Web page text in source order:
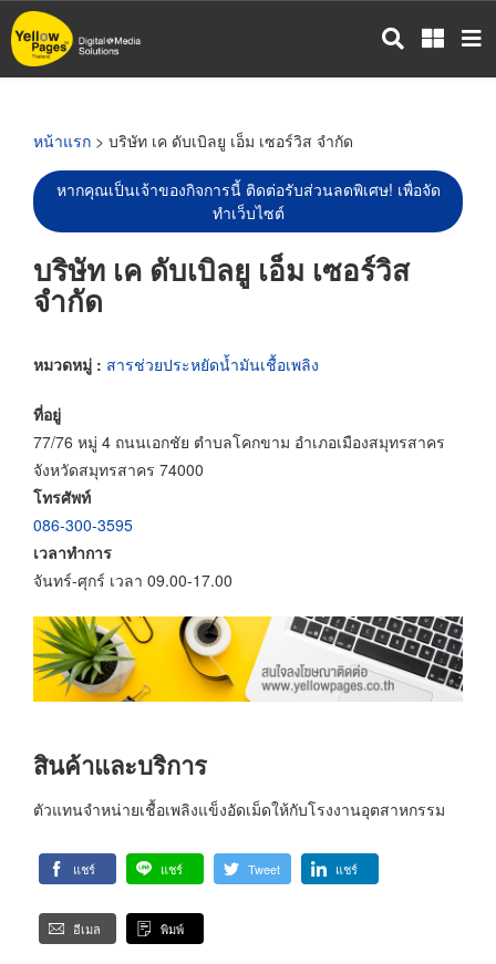
ข้าม
ไป
หน้าแรก > บริษัท เค ดับเบิลยู เอ็ม เซอร์วิส จำกัด
หากคุณเป็นเจ้าของกิจการนี้ ติดต่อรับส่วนลดพิเศษ! เพื่อจัด
ทำเว็บไซต์
บริษัท เค ดับเบิลยู เอ็ม เซอร์วิส
จำกัด
หมวดหมู่ : สารช่วยประหยัดน้ำมันเชื้อเพลิง
ที่อยู่
77/76 หมู่ 4 ถนนเอกชัย ตำบลโคกขาม อำเภอเมืองสมุทรสาคร
จังหวัดสมุทรสาคร 74000
โทรศัพท์
086-300-3595
เวลาทำการ
จันทร์-ศุกร์ เวลา 09.00-17.00
สินค้าและบริการ
ตัวแทนจำหน่ายเชื้อเพลิงแข็งอัดเม็ดให้กับโรงงานอุตสาหกรรม
แชร์ แชร์ Tweet แชร์
อีเมล พิมพ์